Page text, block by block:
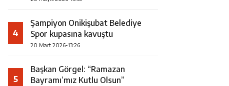
4
Şampiyon Onikişubat Belediye
Spor kupasına kavuştu
20 Mart 2026-13:26
5
Başkan Görgel: “Ramazan
Bayramı’mız Kutlu Olsun”